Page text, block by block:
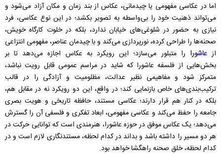
اما در عکاسی مفهومی یا چیدمانی، عکاس از بند زمان و مکان آزاد می‌شود و
می‌تواند ذهنیت خود را بی‌واسطه به تصویر بکشد؛ در این نوع عکاسی، فرد
نیازی به حضور در شلوغی‌های خیابان ندارد، بلکه در خلوت کارگاه خویش،
صحنه‌ها را طراحی کرده، نورپردازی می‌کند و با چیدمان عناصر، مفهومی انتزاعی
ازعاشورا را متبلور می‌سازد؛ این رویکرد به عکاس اجازه می‌دهد تا بر
بخش‌هایی از فلسفه عاشورا که شاید در مراسم عمومی قابل رویت نباشد،
متمرکز شود و مفاهیمی نظیر عدالت، مظلومیت و آزادگی را در قالب
ترکیب‌بندی‌های خاص بازنمایی کند؛ در واقع، این دو رویکرد نه در مقابل هم،
بلکه در کنار هم قرار دارند؛ عکاسی مستند، حافظه تاریخی و هویت بصری
جامعه را حفظ می‌کند و عکاسی مفهومی، ابعاد تفکری و فلسفی آن را گسترش
می‌دهد؛ یک عکاس موفق در حوزه عاشورا، هنرمندی است که توانایی حرکت در
هر دو مسیر را داشته باشد و بداند در کدام لحظه، مستندنگاری لازم است و در
کدام لحظه، خلق صحنه راهگشا خواهد بود.